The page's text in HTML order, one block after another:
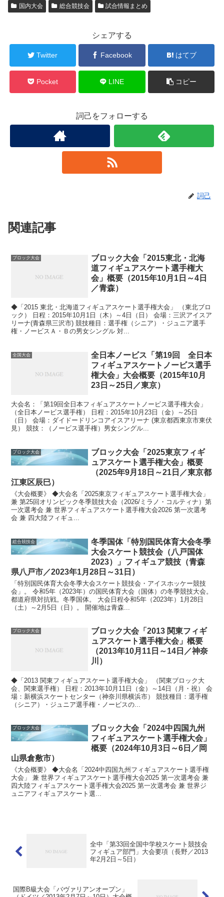
国内大会 総合競技会 試合情報まとめ
シェアする
Twitter Facebook はてブ
Pocket LINE コピー
詞己をフォローする
詞己
関連記事
ブロック大会
ブロック大会「2015東北・北海
道フィギュアスケート選手権大
会」概要（2015年10月1日～4日
／青森）
◆「2015 東北・北海道フィギュアスケート選手権大会」 （東北ブロ
ック） 日程：2015年10月1日（木）～4日（日） 会場：三沢アイスア
リーナ(青森県三沢市) 競技種目：選手権（シニア）・ジュニア選手
権・ノービスＡ・Ｂの男女シングル 対...
全国大会
全日本ノービス「第19回 全日本
フィギュアスケートノービス選手
権大会」大会概要（2015年10月
23日～25日／東京）
大会名：「第19回全日本フィギュアスケートノービス選手権大会」
（全日本ノービス選手権） 日程：2015年10月23日（金）～25日
（日） 会場：ダイドードリンコアイスアリーナ (東京都西東京市東伏
見） 競技：（ノービス選手権）男女シングル...
ブロック大会
ブロック大会「2025東京フィギ
ュアスケート選手権大会」概要
（2025年9月18日～21日／東京都
江東区辰巳）
《大会概要》 ◆大会名「2025東京フィギュアスケート選手権大会」
兼 第25回オリンピック冬季競技大会（2026/ミラノ・コルティナ）第
一次選考会 兼 世界フィギュアスケート選手権大会2026 第一次選考
会 兼 四大陸フィギュ...
総合競技会
冬季国体「特別国民体育大会冬季
大会スケート競技会（八戸国体
2023）」フィギュア競技（青森
県八戸市／2023年1月28日～31日）
「特別国民体育大会冬季大会スケート競技会・アイスホッケー競技
会」。 令和5年（2023年）の国民体育大会（国体）の冬季競技大会。
都道府県対抗戦。冬季国体。 大会日程令和5年（2023年）1月28日
（土）～2月5日（日）。 開催地は青森...
ブロック大会
ブロック大会「2013 関東フィギ
ュアスケート選手権大会」概要
（2013年10月11日～14日／神奈
川）
◆「2013 関東フィギュアスケート選手権大会」 （関東ブロック大
会、関東選手権） 日程：2013年10月11日（金）～14日（月・祝） 会
場：新横浜スケートセンター（神奈川県横浜市） 競技種目：選手権
（シニア）・ジュニア選手権・ノービスの...
ブロック大会
ブロック大会「2024中四国九州
フィギュアスケート選手権大会」
概要（2024年10月3日～6日／岡
山県倉敷市）
《大会概要》 ◆大会名「2024中四国九州フィギュアスケート選手権
大会」 兼 世界フィギュアスケート選手権大会2025 第一次選考会 兼
四大陸フィギュアスケート選手権大会2025 第一次選考会 兼 世界ジ
ュニアフィギュアスケート選...
全中「第33回全国中学校スケート競技会
フィギュア部門」大会要項（長野／2013
年2月2日～5日）
国際B級大会「バヴァリアンオープン」